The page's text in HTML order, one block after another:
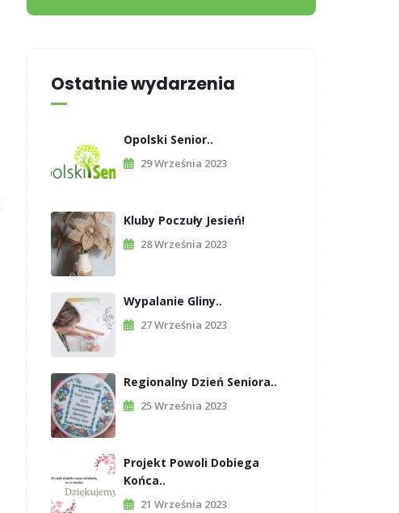
Ostatnie wydarzenia
Opolski Senior..
29 Września 2023
Kluby Poczuły Jesień!
28 Września 2023
Wypalanie Gliny..
27 Września 2023
Regionalny Dzień Seniora..
25 Września 2023
Projekt Powoli Dobiega
Końca..
21 Września 2023